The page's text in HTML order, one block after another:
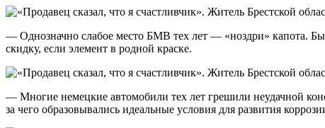
— Однозначно слабое место БМВ тех лет — «ноздри» капота.
скидку, если элемент в родной краске.
— Многие немецкие автомобили тех лет грешили неудачной
за чего образовывались идеальные условия для развития